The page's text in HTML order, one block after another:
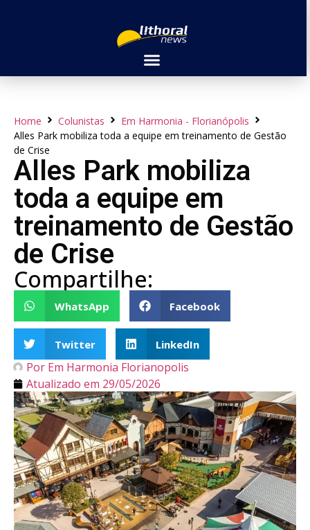
Home Colunistas
Em Harmonia - Florianópolis
Alles Park mobiliza toda a equipe em treinamento de Gestão
de Crise
Alles Park mobiliza
toda a equipe em
treinamento de Gestão
de Crise
Compartilhe:
WhatsApp Facebook
Twitter LinkedIn
Por Em Harmonia Florianopolis
Atualizado em 29/05/2026